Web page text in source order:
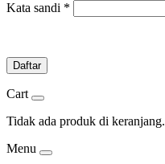
Kata sandi *
Daftar
Cart
Tidak ada produk di keranjang.
Menu